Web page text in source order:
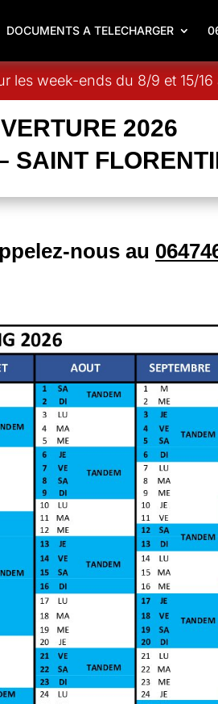
DOCUMENTS A TELECHARGER
les week-ends du 8/9 et 15/
2026
SAINT
nous au